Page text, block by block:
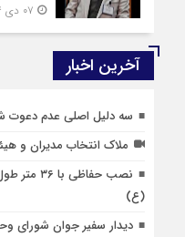
آخرین اخبار
سه دلیل اصلی عدم دعوت
ملاک انتخاب مدیران و
نصب
(ع)
دیدار سفیر جوان شورای